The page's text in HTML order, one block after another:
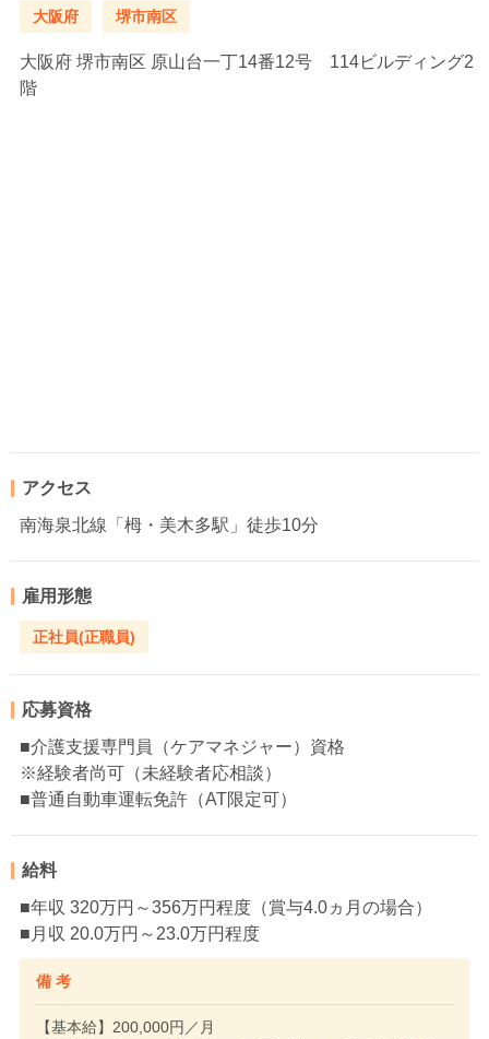
大阪府 堺市南区
大阪府 堺市南区 原山台一丁14番12号 114ビルディング2
階
アクセス
南海泉北線「栂・美木多駅」徒歩10分
雇用形態
正社員(正職員)
応募資格
■介護支援専門員（ケアマネジャー）資格
※経験者尚可（未経験者応相談）
■普通自動車運転免許（AT限定可）
給料
■年収 320万円～356万円程度（賞与4.0ヵ月の場合）
■月収 20.0万円～23.0万円程度
備 考
【基本給】200,000円／月